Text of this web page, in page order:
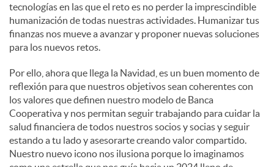
tecnologías en las que el reto es no perder la imprescindible
humanización de todas nuestras actividades. Humanizar tus
finanzas nos mueve a avanzar y proponer nuevas soluciones
para los nuevos retos.
Por ello, ahora que llega la Navidad, es un buen momento de
reflexión para que nuestros objetivos sean coherentes con
los valores que definen nuestro modelo de Banca
Cooperativa y nos permitan seguir trabajando para cuidar la
salud financiera de todos nuestros socios y socias y seguir
estando a tu lado y asesorarte creando valor compartido.
Nuestro nuevo icono nos ilusiona porque lo imaginamos